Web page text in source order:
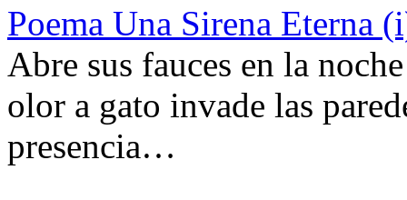
Poema Una Sirena Eterna
Abre sus fauces en la
olor a gato invade las
presencia…